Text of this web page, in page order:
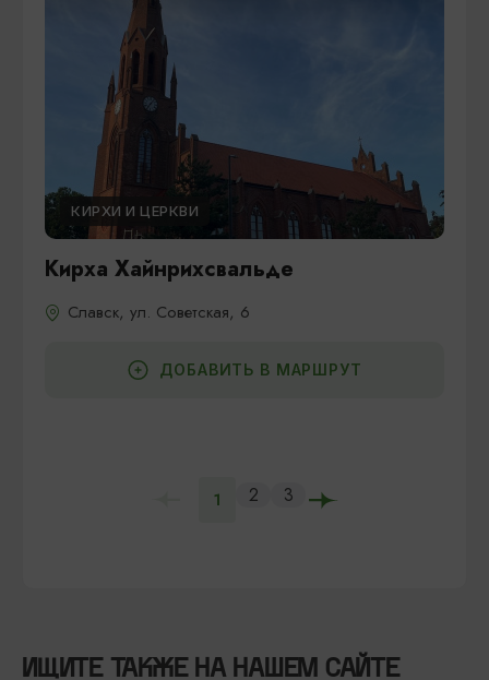
КИРХИ И ЦЕРКВИ
Кирха Хайнрихсвальде
Славск, ул. Советская, 6
ДОБАВИТЬ В МАРШРУТ
1 2 3
ИЩИТЕ ТАКЖЕ НА НАШЕМ САЙТЕ